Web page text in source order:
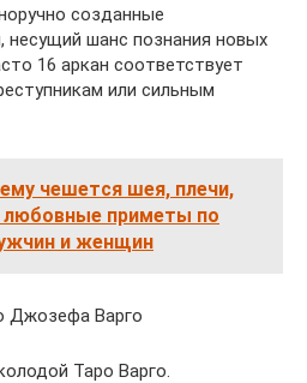
созданные
шанс познания новых
16 аркан соответствует
или сильным
чешется шея, плечи,
приметы по
и женщин
Джозефа Варго
Таро Варго.